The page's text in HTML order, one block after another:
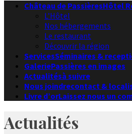
Château de PassièresHôtel
L’Hôtel
Nos hébergements
Le restaurant
Découvrir la région
ServicesSéminaires &
GaleriePassières en images
Actualitésà suivre
Nous joindrecontact &
Livre d’orLaissez nous un
Actualités